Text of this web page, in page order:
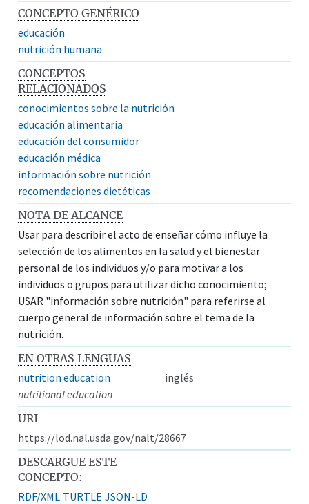
CONCEPTO GENÉRICO
educación
nutrición humana
CONCEPTOS
RELACIONADOS
conocimientos sobre la nutrición
educación alimentaria
educación del consumidor
educación médica
información sobre nutrición
recomendaciones dietéticas
NOTA DE ALCANCE
Usar para describir el acto de enseñar cómo influye la
selección de los alimentos en la salud y el bienestar
personal de los individuos y/o para motivar a los
individuos o grupos para utilizar dicho conocimiento;
USAR "información sobre nutrición" para referirse al
cuerpo general de información sobre el tema de la
nutrición.
EN OTRAS LENGUAS
nutrition education
inglés
nutritional education
URI
https://lod.nal.usda.gov/nalt/28667
DESCARGUE ESTE
CONCEPTO:
RDF/XML TURTLE JSON-LD